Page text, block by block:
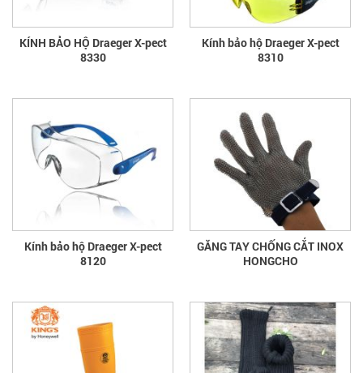
KÍNH BẢO HỘ Draeger X-pect
8330
Kính bảo hộ Draeger X-pect
8310
Kính bảo hộ Draeger X-pect
8120
GĂNG TAY CHỐNG CẮT INOX
HONGCHO